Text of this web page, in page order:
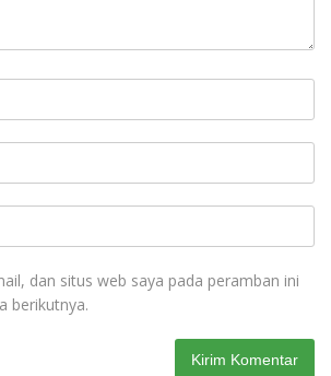
dan situs web saya pada peramban ini
berikutnya.